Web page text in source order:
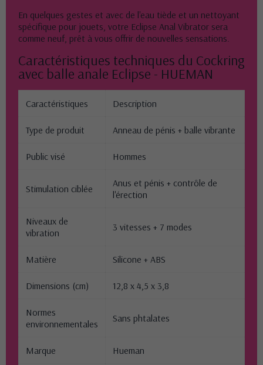
En quelques gestes et avec de l'eau tiède et un nettoyant
spécifique pour jouets, votre Eclipse Anal Vibrator sera
comme neuf, prêt à vous offrir de nouvelles sensations.
Caractéristiques techniques du Cockring
avec balle anale Eclipse - HUEMAN
Caractéristiques Description
Type de produit Anneau de pénis + balle vibrante
Public visé Hommes
Stimulation ciblée
Anus et pénis + contrôle de
l'érection
Niveaux de
vibration
3 vitesses + 7 modes
Matière Silicone + ABS
Dimensions (cm) 12,8 x 4,5 x 3,8
Normes
environnementales
Sans phtalates
Marque Hueman